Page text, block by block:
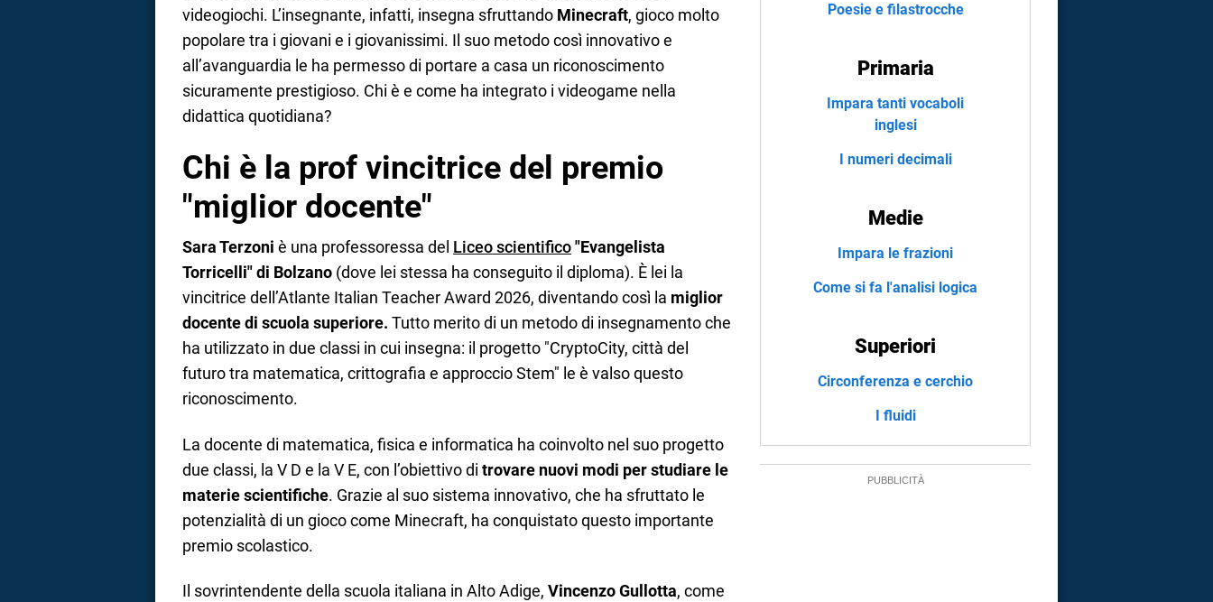
videogiochi. L’insegnante, infatti, insegna sfruttando Minecraft, gioco molto
popolare tra i giovani e i giovanissimi. Il suo metodo così innovativo e
all’avanguardia le ha permesso di portare a casa un riconoscimento
sicuramente prestigioso. Chi è e come ha integrato i videogame nella
didattica quotidiana?
Chi è la prof vincitrice del premio
"miglior docente"
Sara Terzoni è una professoressa del Liceo scientifico"Evangelista
Torricelli" di Bolzano (dove lei stessa ha conseguito il diploma). È lei la
vincitrice dell’Atlante Italian Teacher Award 2026, diventando così la miglior
docente di scuola superiore. Tutto merito di un metodo di insegnamento che
ha utilizzato in due classi in cui insegna: il progetto "CryptoCity, città del
futuro tra matematica, crittografia e approccio Stem" le è valso questo
riconoscimento.
La docente di matematica, fisica e informatica ha coinvolto nel suo progetto
due classi, la V D e la V E, con l’obiettivo di trovare nuovi modi per studiare le
materie scientifiche. Grazie al suo sistema innovativo, che ha sfruttato le
potenzialità di un gioco come Minecraft, ha conquistato questo importante
premio scolastico.
Il sovrintendente della scuola italiana in Alto Adige, Vincenzo Gullotta, come
Poesie e filastrocche
Primaria
Impara tanti vocaboli
inglesi
I numeri decimali
Medie
Impara le frazioni
Come si fa l'analisi logica
Superiori
Circonferenza e cerchio
I fluidi